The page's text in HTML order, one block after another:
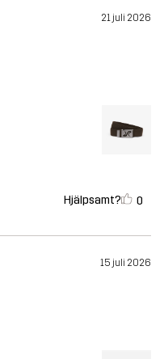
21 juli 2026
Hjälpsamt? 0
15 juli 2026